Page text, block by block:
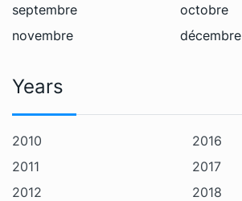
septembre
octobre
novembre
décembre
Years
2010
2011
2012
2016
2017
2018